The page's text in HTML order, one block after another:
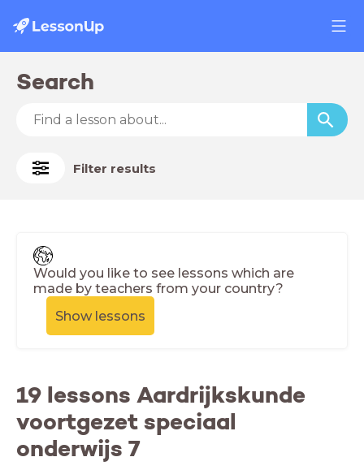
Search
Filter results
Would you like to see lessons which are
made by teachers from your country?
Show lessons
19 lessons Aardrijkskunde
voortgezet speciaal
onderwijs 7